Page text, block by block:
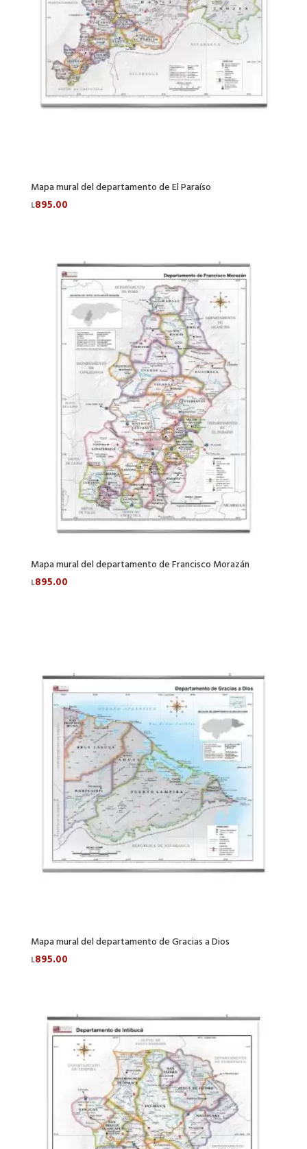
Mapa mural del departamento de El Paraíso
L895.00
Mapa mural del departamento de Francisco Morazán
L895.00
Mapa mural del departamento de Gracias a Dios
L895.00